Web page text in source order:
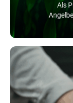
Als